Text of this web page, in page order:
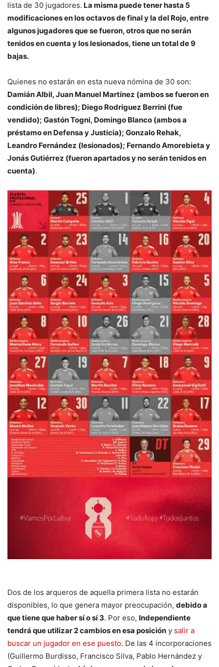
lista de 30 jugadores. La misma puede tener hasta 5
modificaciones en los octavos de final y la del Rojo, entre
algunos jugadores que se fueron, otros que no serán
tenidos en cuenta y los lesionados, tiene un total de 9
bajas.
Quienes no estarán en esta nueva nómina de 30 son:
Damián Albil, Juan Manuel Martínez (ambos se fueron en
condición de libres); Diego Rodríguez Berrini (fue
vendido); Gastón Togni, Domingo Blanco (ambos a
préstamo en Defensa y Justicia); Gonzalo Rehak,
Leandro Fernández (lesionados); Fernando Amorebieta y
Jonás Gutiérrez (fueron apartados y no serán tenidos en
cuenta).
Dos de los arqueros de aquella primera lista no estarán
disponibles, lo que genera mayor preocupación, debido a
que tiene que haber sí o sí 3. Por eso, Independiente
tendrá que utilizar 2 cambios en esa posición y salir a
buscar un jugador en ese puesto. De las 4 incorporaciones
(Guillermo Burdisso, Francisco Silva, Pablo Hernández y